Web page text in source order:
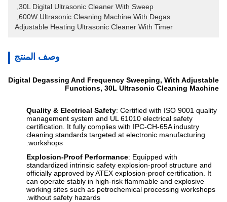
30L Digital Ultrasonic Cleaner With Sweep
600W Ultrasonic Cleaning Machine With Degas
Adjustable Heating Ultrasonic Cleaner With Timer
وصف المنتج
Digital Degassing And Frequency Sweeping, With Adjustable
Functions, 30L Ultrasonic Cleaning Machine
Quality & Electrical Safety: Certified with ISO 9001 quality
management system and UL 61010 electrical safety
certification. It fully complies with IPC-CH-65A industry
cleaning standards targeted at electronic manufacturing
workshops.
Explosion-Proof Performance: Equipped with
standardized intrinsic safety explosion-proof structure and
officially approved by ATEX explosion-proof certification. It
can operate stably in high-risk flammable and explosive
working sites such as petrochemical processing workshops
without safety hazards.